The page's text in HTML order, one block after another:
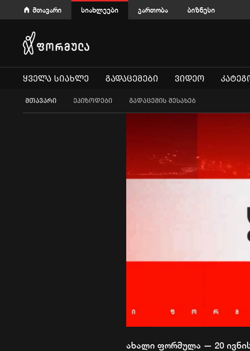
მთავარი სიახლეები გართობა ბიზნესი
ᲧᲕᲔᲚᲐ ᲡᲘᲐᲮᲚᲔ ᲒᲐᲓᲐᲪᲔᲛᲔᲑᲘ ᲕᲘᲓᲔᲝ
ᲛᲗᲐᲕᲐᲠᲘ ეპიზოდები გადაცემის შესახებ
ახალი ფორმულა — 20